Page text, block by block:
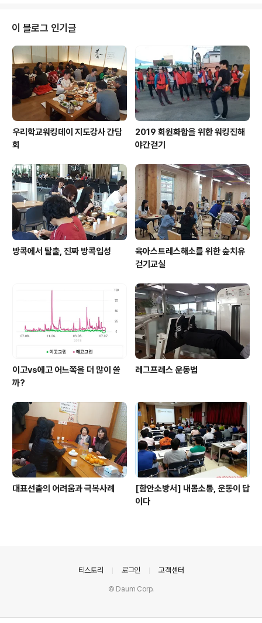
이 블로그 인기글
우리학교워킹데이 지도강사 간담
회
2019 회원화합을 위한 워킹진해
야간걷기
방콕에서 탈출, 진짜 방콕입성
육아스트레스해소를 위한 숲치유
걷기교실
이고vs에고 어느쪽을 더 많이 쓸
까?
레그프레스 운동법
대표선출의 어려움과 극복사례
[함안소방서] 내몸소통, 운동이 답
이다
티스토리 로그인 고객센터
© Daum Corp.